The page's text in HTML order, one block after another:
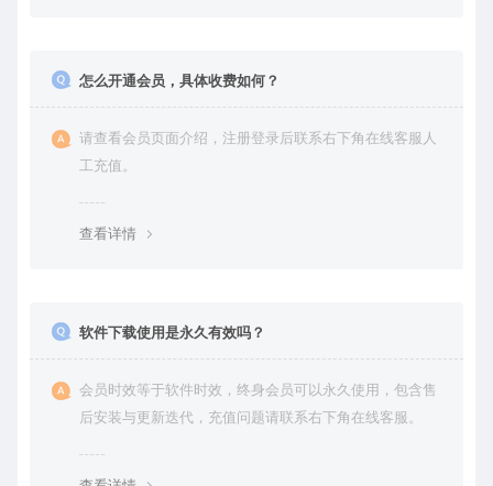
怎么开通会员，具体收费如何？
请查看会员页面介绍，注册登录后联系右下角在线客服人
工充值。
查看详情
软件下载使用是永久有效吗？
会员时效等于软件时效，终身会员可以永久使用，包含售
后安装与更新迭代，充值问题请联系右下角在线客服。